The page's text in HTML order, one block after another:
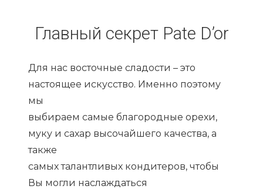
Главный секрет Pate D’or
Для нас восточные сладости – это
настоящее искусство. Именно поэтому
мы
выбираем самые благородные орехи,
муку и сахар высочайшего качества, а
также
самых талантливых кондитеров, чтобы
Вы могли наслаждаться